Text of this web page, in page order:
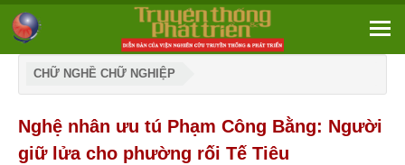
CHỮ NGHỀ CHỮ NGHIỆP
Nghệ nhân ưu tú Phạm Công Bằng: Người
giữ lửa cho phường rối Tế Tiêu